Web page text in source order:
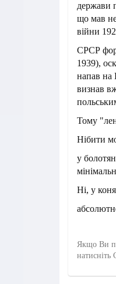
держави
що мав
війни
СРСР
1939),
напав на
визнав
Тому
Нібити
у
Ні, у
Якщо Ви